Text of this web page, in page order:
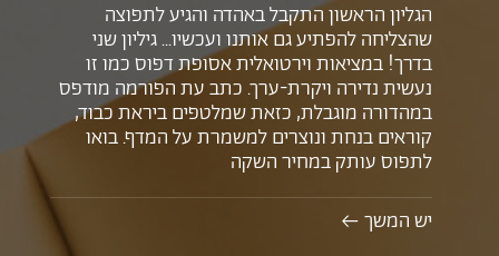
הגליון הראשון התקבל באהדה והגיע לתפוצה
שהצליחה להפתיע גם אותנו ועכשיו... גיליון שני
בדרך! במציאות וירטואלית אסופת דפוס כמו זו
נעשית נדירה ויקרת-ערך. כתב עת הפורמה מודפס
במהדורה מוגבלת, כזאת שמלטפים ביראת כבוד,
קוראים בנחת ונוצרים למשמרת על המדף. בואו
לתפוס עותק במחיר השקה
יש המשך ←